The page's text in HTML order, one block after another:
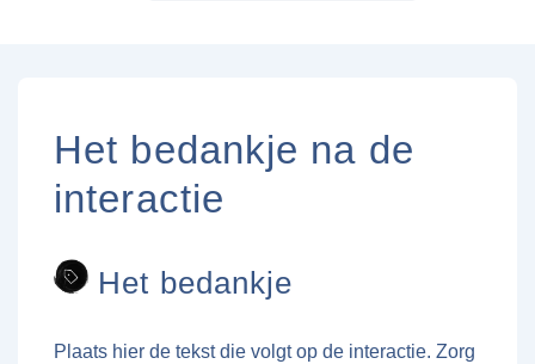
Het bedankje na de
interactie
Het bedankje
Plaats hier de tekst die volgt op de interactie. Zorg